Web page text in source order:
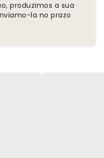
produzimos a sua
la no prazo